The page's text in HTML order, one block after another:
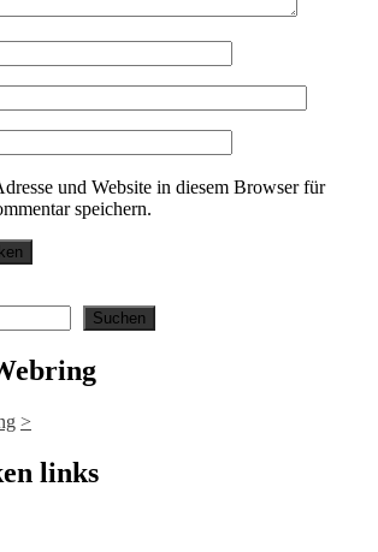
und Website in diesem Browser für
speichern.
Suchen
>
links